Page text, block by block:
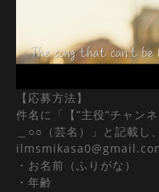
【応募方法】
件名に「【“主役“チャン
＿○○（芸名）」と記載
・お名前（ふりがな）
・年齢